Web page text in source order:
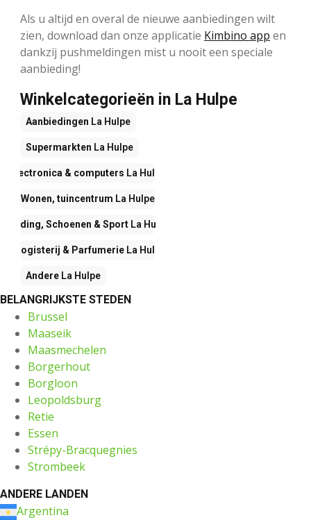
Als u altijd en overal de nieuwe aanbiedingen wilt
zien, download dan onze applicatie Kimbino app en
dankzij pushmeldingen mist u nooit een speciale
aanbieding!
Winkelcategorieën in La Hulpe
Aanbiedingen La Hulpe
Supermarkten La Hulpe
Electronica & computers La Hulpe
Wonen, tuincentrum La Hulpe
Kleding, Schoenen & Sport La Hulpe
Drogisterij & Parfumerie La Hulpe
Andere La Hulpe
BELANGRIJKSTE STEDEN
Brussel
Maaseik
Maasmechelen
Borgerhout
Borgloon
Leopoldsburg
Retie
Essen
Strépy-Bracquegnies
Strombeek
ANDERE LANDEN
Argentina